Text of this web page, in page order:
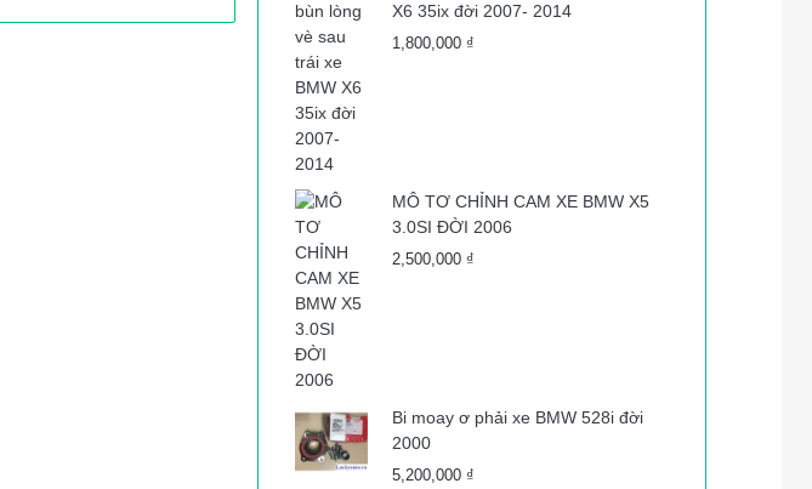
X6 35ix đời 2007- 2014
1,800,000 ₫
MÔ TƠ CHỈNH CAM XE BMW X5
3.0SI ĐỜI 2006
2,500,000 ₫
Bi moay ơ phải xe BMW 528i đời
2000
5,200,000 ₫